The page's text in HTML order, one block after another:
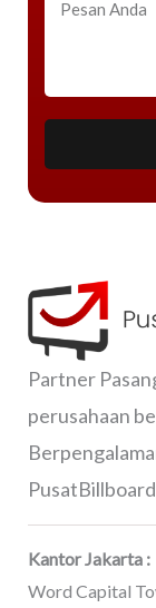
Partner
perusahaan
Kantor Jakarta :
Word Capital